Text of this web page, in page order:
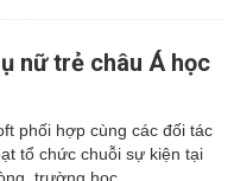
nữ trẻ châu Á học
phối hợp cùng các đối tác
tổ chức chuỗi sự kiện tại